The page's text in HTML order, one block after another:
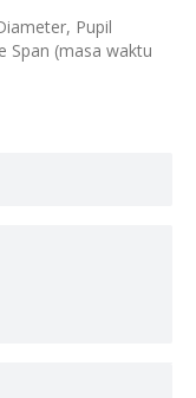
Pupil
Span (masa waktu